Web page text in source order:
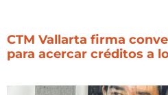
CTM Vallarta firma
para acercar créditos a